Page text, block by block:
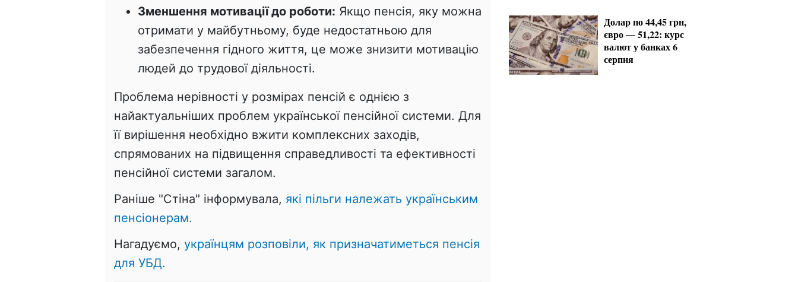
Зменшення мотивації до роботи: Якщо пенсія, яку можна
отримати у майбутньому, буде недостатньою для
забезпечення гідного життя, це може знизити мотивацію
людей до трудової діяльності.
Проблема нерівності у розмірах пенсій є однією з
найактуальніших проблем української пенсійної системи. Для
її вирішення необхідно вжити комплексних заходів,
спрямованих на підвищення справедливості та ефективності
пенсійної системи загалом.
Раніше "Стіна" інформувала, які пільги належать українським
пенсіонерам.
Нагадуємо, українцям розповіли, як призначатиметься пенсія
для УБД.
Долар по 44,45 грн,
євро — 51,22: курс
валют у банках 6
серпня